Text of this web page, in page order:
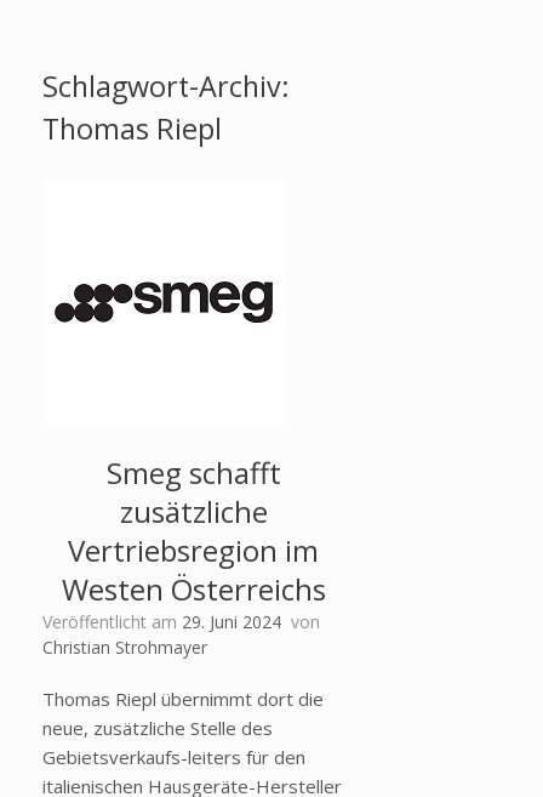
Schlagwort-Archiv:
Thomas Riepl
Smeg schafft
zusätzliche
Vertriebsregion im
Westen Österreichs
Veröffentlicht am 29. Juni 2024 von
Christian Strohmayer
Thomas Riepl übernimmt dort die
neue, zusätzliche Stelle des
Gebietsverkaufs-leiters für den
italienischen Hausgeräte-Hersteller